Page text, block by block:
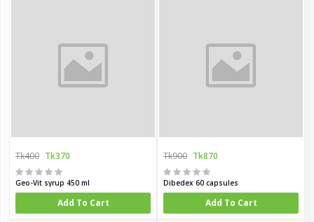
Tk400 Tk370
Geo-Vit syrup 450 ml
Add To Cart
Tk900 Tk870
Dibedex 60 capsules
Add To Cart